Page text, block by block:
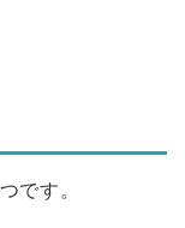
です。